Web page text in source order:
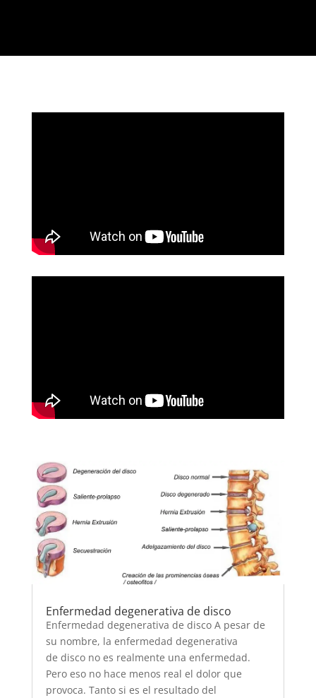
Enfermedad degenerativa de disco
Enfermedad degenerativa de disco A pesar de
su nombre, la enfermedad degenerativa
de disco no es realmente una enfermedad.
Pero eso no hace menos real el dolor que
provoca. Tanto si es el resultado del